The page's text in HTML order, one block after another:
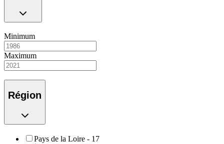
Minimum
Maximum
Région
Pays de la Loire - 17